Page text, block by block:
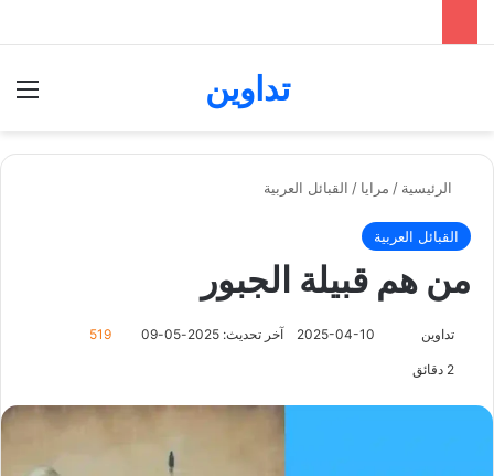
تداوين
الرئيسية / مرايا / القبائل العربية
القبائل العربية
من هم قبيلة الجبور
تداوين 2025-04-10 آخر تحديث: 2025-05-09 519